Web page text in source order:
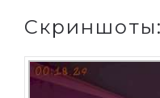
Скриншоты: